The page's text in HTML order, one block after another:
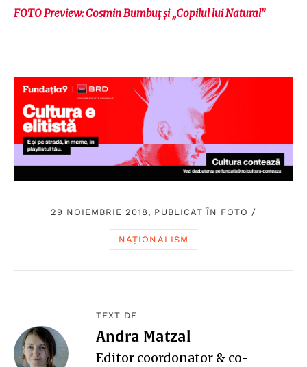
FOTO Preview: Cosmin Bumbuț și „Copilul lui Natural”
29 NOIEMBRIE 2018, PUBLICAT ÎN FOTO /
NAȚIONALISM
TEXT DE
Andra Matzal
Editor coordonator & co-